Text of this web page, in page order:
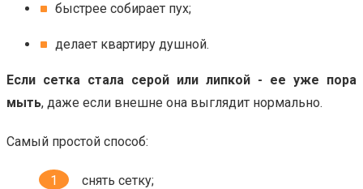
быстрее собирает пух;
делает квартиру душной.
Если сетка стала серой или липкой - ее уже пора
мыть, даже если внешне она выглядит нормально.
Самый простой способ:
снять сетку;